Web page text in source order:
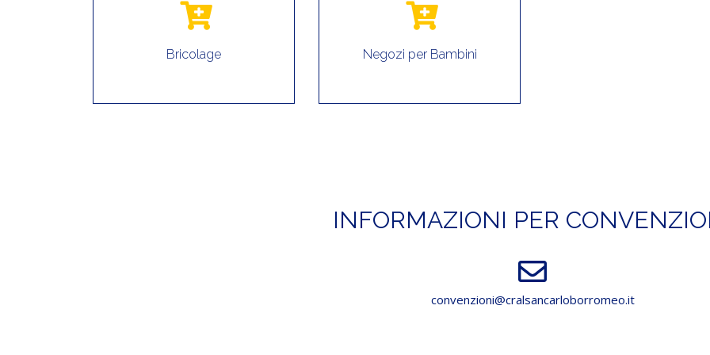
Bricolage Negozi per Bambini
INFORMAZIONI PER
convenzioni@cralsancarloborromeo.it